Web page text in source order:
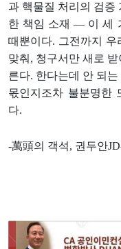
과 핵물질 처리의 검증
한 책임 소재 — 이 세
때뿐이다. 그전까지 우
맞춰, 청구서만 새로
른다. 한다는데 안 되
몫인지조차 불분명한
다.
-萬頭의 객석, 권두안